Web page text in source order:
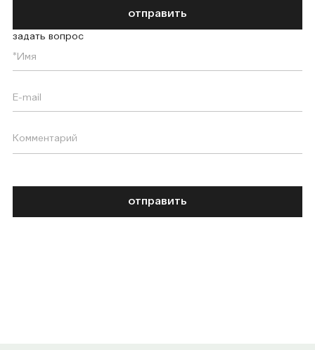
отправить
задать вопрос
отправить